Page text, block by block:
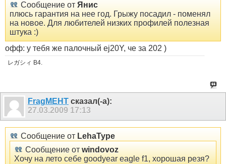
Сообщение от Янис
плюсь гарантия на нее год. Грыжу посадил - поменял
на новое. Для любителей низких профилей полезная
штука :)
офф: у тебя же палочный ej20Y, че за 202 )
レガシィ B4.
FragMEHT сказал(-а):
27.03.2009 17:13
Сообщение от LehaType
Сообщение от windovoz
Хочу на лето себе goodyear eagle f1, хорошая резя?